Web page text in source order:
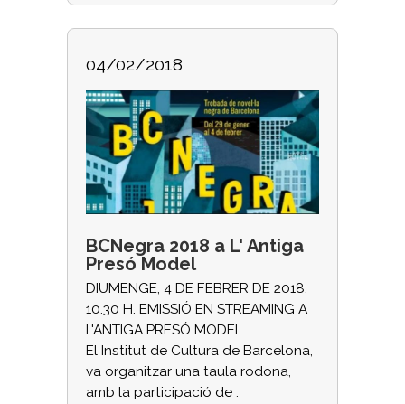
04/02/2018
BCNegra 2018 a L' Antiga
Presó Model
DIUMENGE, 4 DE FEBRER DE 2018,
10.30 H. EMISSIÓ EN STREAMING A
L'ANTIGA PRESÓ MODEL
El Institut de Cultura de Barcelona,
va organitzar una taula rodona,
amb la participació de :